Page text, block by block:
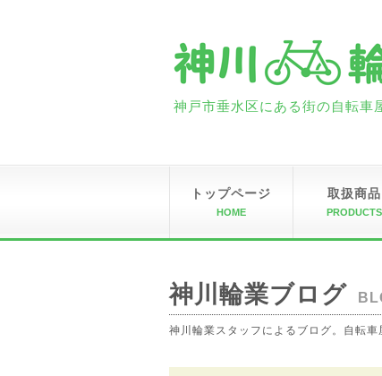
神戸市垂水区にある街の自転車
トップページ
HOME
取扱商品
PRODUCTS
神川輪業ブログ
神川輪業スタッフによるブログ。自転車